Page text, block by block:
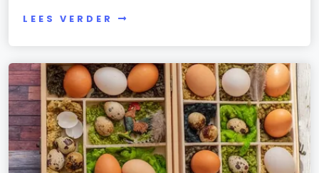
LEES VERDER